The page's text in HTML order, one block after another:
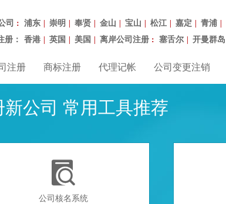
司 ： 浦东 | 崇明 | 奉贤 | 金山 | 宝山 | 松江 | 嘉定 | 青浦 |
册： 香港 | 英国 | 美国 | 离岸公司注册 ： 塞舌尔 | 开曼群岛
注册 商标注册 代理记帐 公司变更注销
新公司 常用工具推荐

公司核名系统